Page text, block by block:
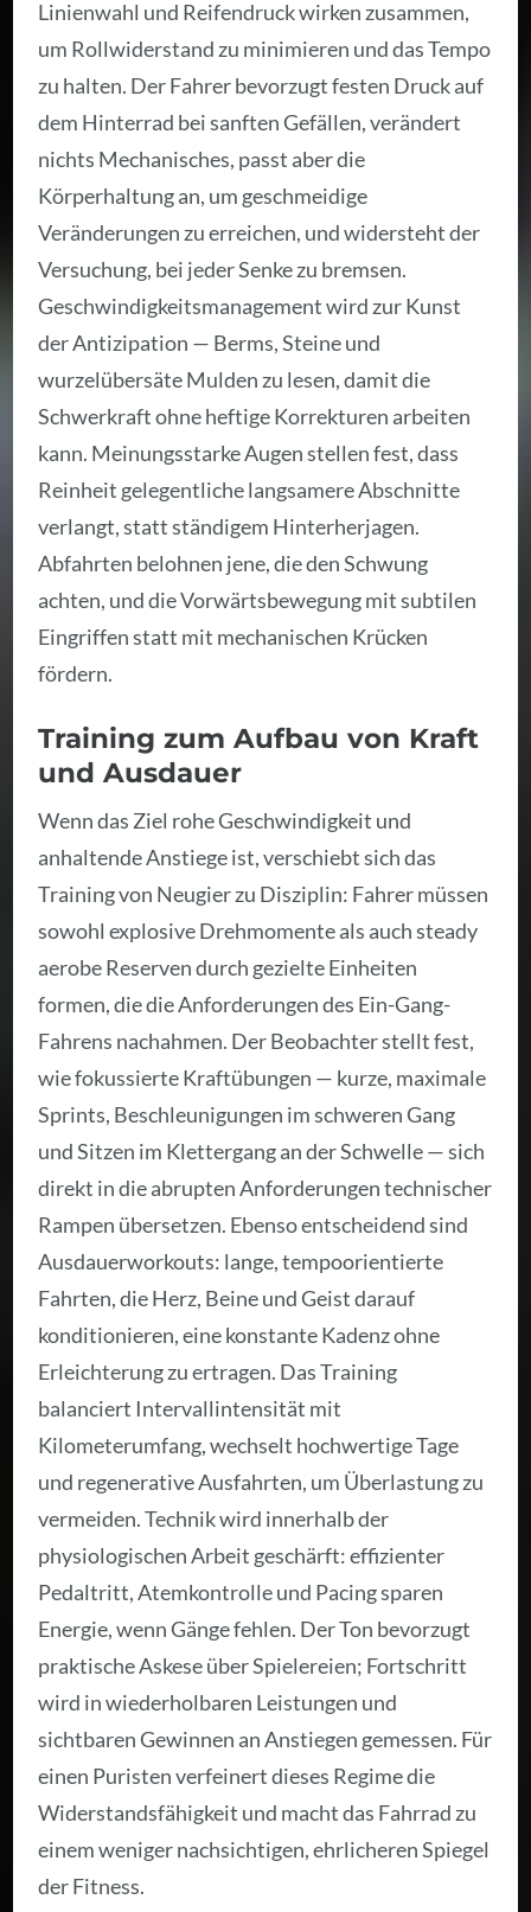
Linienwahl und Reifendruck wirken zusammen,
um Rollwiderstand zu minimieren und das Tempo
zu halten. Der Fahrer bevorzugt festen Druck auf
dem Hinterrad bei sanften Gefällen, verändert
nichts Mechanisches, passt aber die
Körperhaltung an, um geschmeidige
Veränderungen zu erreichen, und widersteht der
Versuchung, bei jeder Senke zu bremsen.
Geschwindigkeitsmanagement wird zur Kunst
der Antizipation — Berms, Steine und
wurzelübersäte Mulden zu lesen, damit die
Schwerkraft ohne heftige Korrekturen arbeiten
kann. Meinungsstarke Augen stellen fest, dass
Reinheit gelegentliche langsamere Abschnitte
verlangt, statt ständigem Hinterherjagen.
Abfahrten belohnen jene, die den Schwung
achten, und die Vorwärtsbewegung mit subtilen
Eingriffen statt mit mechanischen Krücken
fördern.
Training zum Aufbau von Kraft
und Ausdauer
Wenn das Ziel rohe Geschwindigkeit und
anhaltende Anstiege ist, verschiebt sich das
Training von Neugier zu Disziplin: Fahrer müssen
sowohl explosive Drehmomente als auch steady
aerobe Reserven durch gezielte Einheiten
formen, die die Anforderungen des Ein-Gang-
Fahrens nachahmen. Der Beobachter stellt fest,
wie fokussierte Kraftübungen — kurze, maximale
Sprints, Beschleunigungen im schweren Gang
und Sitzen im Klettergang an der Schwelle — sich
direkt in die abrupten Anforderungen technischer
Rampen übersetzen. Ebenso entscheidend sind
Ausdauerworkouts: lange, tempoorientierte
Fahrten, die Herz, Beine und Geist darauf
konditionieren, eine konstante Kadenz ohne
Erleichterung zu ertragen. Das Training
balanciert Intervallintensität mit
Kilometerumfang, wechselt hochwertige Tage
und regenerative Ausfahrten, um Überlastung zu
vermeiden. Technik wird innerhalb der
physiologischen Arbeit geschärft: effizienter
Pedaltritt, Atemkontrolle und Pacing sparen
Energie, wenn Gänge fehlen. Der Ton bevorzugt
praktische Askese über Spielereien; Fortschritt
wird in wiederholbaren Leistungen und
sichtbaren Gewinnen an Anstiegen gemessen. Für
einen Puristen verfeinert dieses Regime die
Widerstandsfähigkeit und macht das Fahrrad zu
einem weniger nachsichtigen, ehrlicheren Spiegel
der Fitness.